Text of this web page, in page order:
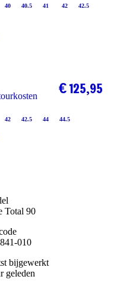
40 40.5 41 42 42.5
42 42.5 44 44.5
€ 125,95
Total 90
010
bijgewerkt
geleden